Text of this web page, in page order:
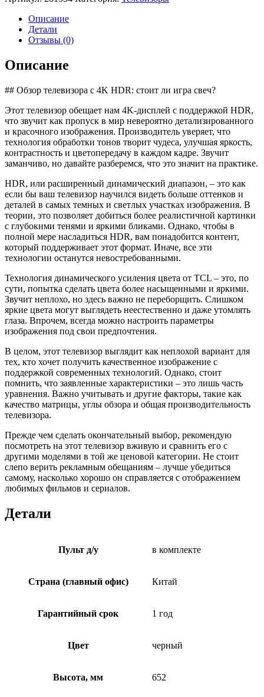
телевизор
TCL
50P637
Описание
Детали
Отзывы (0)
Описание
## Обзор телевизора с 4K HDR: стоит ли игра свеч?
Этот телевизор обещает нам 4K-дисплей с поддержкой HDR,
что звучит как пропуск в мир невероятно детализированного
и красочного изображения. Производитель уверяет, что
технология обработки тонов творит чудеса, улучшая яркость,
контрастность и цветопередачу в каждом кадре. Звучит
заманчиво, но давайте разберемся, что это значит на практике.
HDR, или расширенный динамический диапазон, – это как
если бы ваш телевизор научился видеть больше оттенков и
деталей в самых темных и светлых участках изображения. В
теории, это позволяет добиться более реалистичной картинки
с глубокими тенями и яркими бликами. Однако, чтобы в
полной мере насладиться HDR, вам понадобится контент,
который поддерживает этот формат. Иначе, все эти
технологии останутся невостребованными.
Технология динамического усиления цвета от TCL – это, по
сути, попытка сделать цвета более насыщенными и яркими.
Звучит неплохо, но здесь важно не переборщить. Слишком
яркие цвета могут выглядеть неестественно и даже утомлять
глаза. Впрочем, всегда можно настроить параметры
изображения под свои предпочтения.
В целом, этот телевизор выглядит как неплохой вариант для
тех, кто хочет получить качественное изображение с
поддержкой современных технологий. Однако, стоит
помнить, что заявленные характеристики – это лишь часть
уравнения. Важно учитывать и другие факторы, такие как
качество матрицы, углы обзора и общая производительность
телевизора.
Прежде чем сделать окончательный выбор, рекомендую
посмотреть на этот телевизор вживую и сравнить его с
другими моделями в той же ценовой категории. Не стоит
слепо верить рекламным обещаниям – лучше убедиться
самому, насколько хорошо он справляется с отображением
любимых фильмов и сериалов.
Детали
Пульт д/у в комплекте
Страна (главный офис) Китай
Гарантийный срок 1 год
Цвет черный
Высота, мм 652